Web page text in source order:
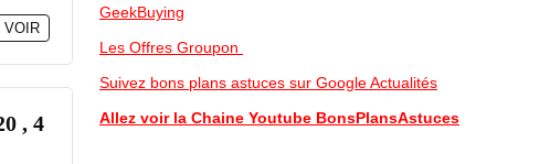
VOIR
, 4
GeekBuying
Les Offres Groupon
Suivez bons plans astuces sur Google Actualités
Allez voir la Chaine Youtube BonsPlansAstuces